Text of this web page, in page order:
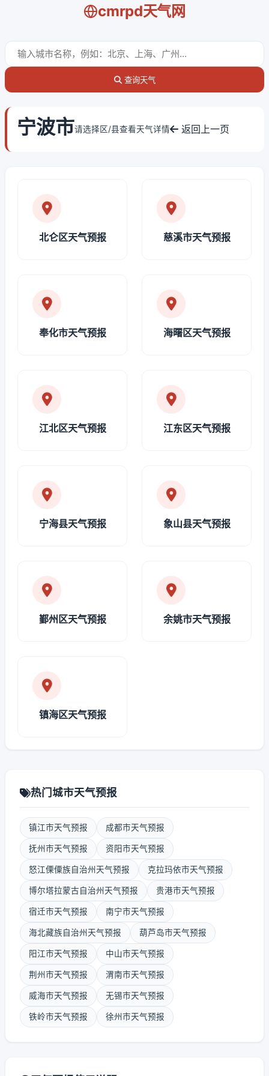
cmrpd天气网
查询天气
宁波市请选择区/县查看天气详情 返回上一页
北仑区天气预报 慈溪市天气预报
奉化市天气预报 海曙区天气预报
江北区天气预报 江东区天气预报
宁海县天气预报 象山县天气预报
鄞州区天气预报 余姚市天气预报
镇海区天气预报
热门城市天气预报
镇江市天气预报 成都市天气预报
抚州市天气预报 资阳市天气预报
怒江傈僳族自治州天气预报 克拉玛依市天气预报
博尔塔拉蒙古自治州天气预报 贵港市天气预报
宿迁市天气预报 南宁市天气预报
海北藏族自治州天气预报 葫芦岛市天气预报
阳江市天气预报 中山市天气预报
荆州市天气预报 渭南市天气预报
威海市天气预报 无锡市天气预报
铁岭市天气预报 徐州市天气预报